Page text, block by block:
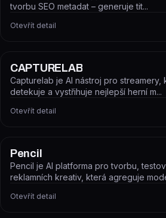
tvorbu SEO metadat – generuje tit...
Otevřít detail
CAPTURELAB
Capturelab je AI nástroj pro streamery,
detekuje a vystřihuje nejlepší herní m...
Otevřít detail
Pencil
Pencil je AI platforma pro tvorbu,
reklamních kreativ, která agreguje
Otevřít detail